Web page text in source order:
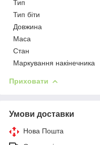
Тип
Тип біти
Довжина
Маса
Стан
Маркування накінечника
Приховати
Умови доставки
Нова Пошта